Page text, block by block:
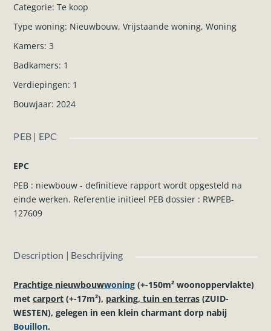
Categorie: Te koop
Type woning: Nieuwbouw,Vrijstaande woning,Woning
Kamers: 3
Badkamers: 1
Verdiepingen: 1
Bouwjaar: 2024
PEB | EPC
EPC
PEB : niewbouw - definitieve rapport wordt opgesteld na
einde werken. Referentie initieel PEB dossier : RWPEB-
127609
Description | Beschrijving
Prachtige nieuwbouwwoning (+-150m² woonoppervlakte)
metcarport (+-17m²), parking, tuin en terras (ZUID-
WESTEN), gelegen in een klein charmant dorp nabij
Bouillon.